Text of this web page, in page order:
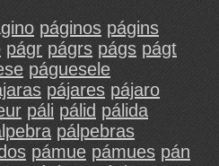
páginos págins
págr págrs págs págt
páguesele
pájares pájaro
páli pálid pálida
pálpebras
pámue pámues pán